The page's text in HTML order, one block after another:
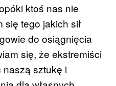
ktoś nas nie
się tego jakich sił
do osiągnięcia
się, że ekstremiści
naszą sztukę i